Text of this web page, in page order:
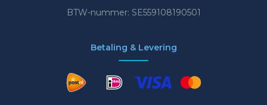
BTW-nummer: SE559108190501
Betaling & Levering